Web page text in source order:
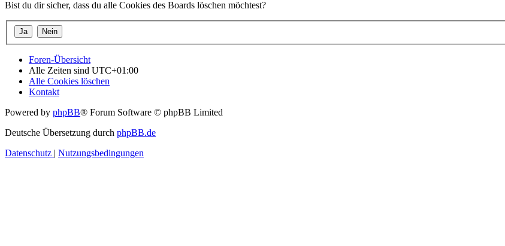
Bist du dir sicher, dass du alle Cookies des Boards löschen möchtest?
Foren-Übersicht
Alle Zeiten sind UTC+01:00
Alle Cookies löschen
Kontakt
Powered by phpBB® Forum Software © phpBB Limited
Deutsche Übersetzung durch phpBB.de
Datenschutz | Nutzungsbedingungen